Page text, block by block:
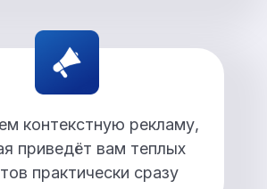
контекстную рекламу,
приведёт вам теплых
практически сразу